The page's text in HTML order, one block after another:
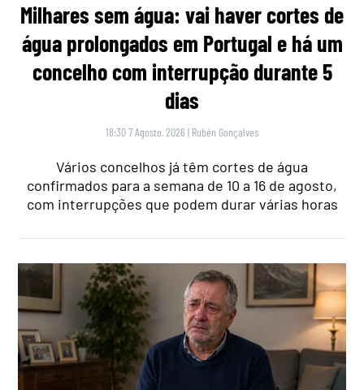
Milhares sem água: vai haver cortes de
água prolongados em Portugal e há um
concelho com interrupção durante 5
dias
18:30 7 Agosto, 2026 | Rubén Gonçalves
Vários concelhos já têm cortes de água
confirmados para a semana de 10 a 16 de agosto,
com interrupções que podem durar várias horas